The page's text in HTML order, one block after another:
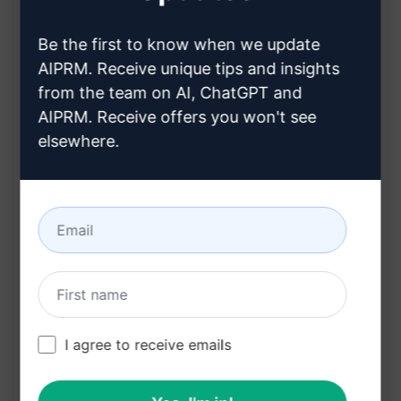
(persona)
Beneficios:
Ahorra tiempo al proporcionar plantillas listas
para usar
Facilita la creación de contenido en coreano
Permite personalizar las plantillas según el
propósito y la audiencia
Ideal para bloggers, escritores y profesionales
de marketing que buscan contenido en
coreano de calidad
¡Prueba este prompt en ChatGPT para crear
Be the first to know when we update
AIPRM. Receive unique tips and insights
from the team on AI, ChatGPT and
AIPRM. Receive offers you won't see
elsewhere.
I agree to receive emails